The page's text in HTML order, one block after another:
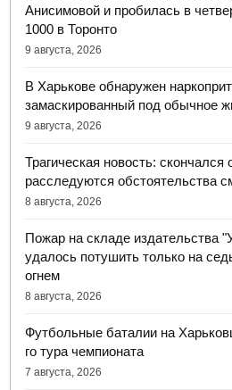
Анисимовой и пробилась в
1000 в Торонто
9 августа, 2026
В Харькове обнаружен
замаскированный под обычное
9 августа, 2026
Трагическая новость:
расследуются обстоятельства
8 августа, 2026
Пожар на складе издательства
удалось потушить только на
огнем
8 августа, 2026
Футбольные баталии на
го тура чемпионата
7 августа, 2026